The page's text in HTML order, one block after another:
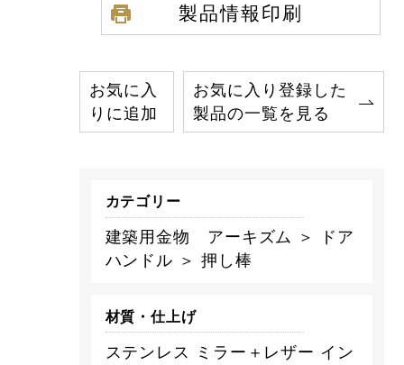
製品情報印刷
お気に入
りに追加
お気に入り登録した
製品の一覧を見る
カテゴリー
建築用金物 アーキズム ＞ ドア
ハンドル ＞ 押し棒
材質・仕上げ
ステンレス ミラー＋レザー イン